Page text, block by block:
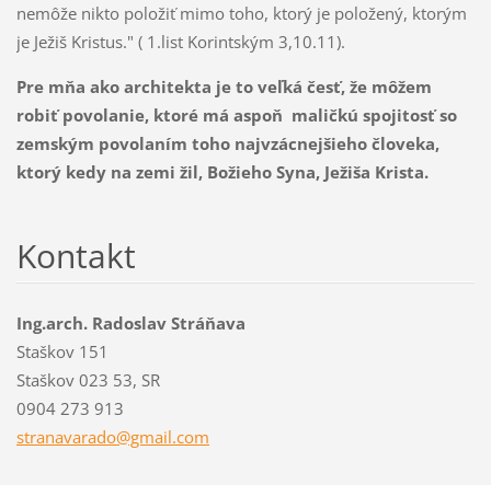
nemôže nikto položiť mimo toho, ktorý je položený, ktorým
je Ježiš Kristus." ( 1.list Korintským 3,10.11).
Pre mňa ako architekta je to veľká česť, že môžem
robiť povolanie, ktoré má aspoň maličkú spojitosť so
zemským povolaním toho najvzácnejšieho človeka,
ktorý kedy na zemi žil, Božieho Syna, Ježiša Krista.
Kontakt
Ing.arch. Radoslav Stráňava
Staškov 151
Staškov 023 53, SR
0904 273 913
stranavarado@gmail.com